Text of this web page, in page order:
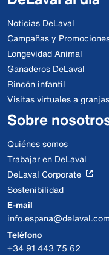
Noticias DeLaval
Campañas y
Longevidad Animal
Ganaderos DeLaval
Rincón infantil
Visitas virtuales a granjas
Sobre
Quiénes somos
Trabajar en DeLaval
DeLaval Corporate
Sostenibilidad
E-mail
info.espana@delaval.com
Teléfono
+34 91 443 75 62